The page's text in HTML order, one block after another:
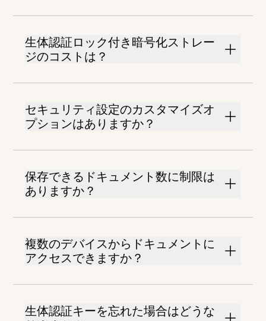
生体認証ロック付き暗号化ストレー
ジのコストは？
セキュリティ設定のカスタマイズオ
プションはありますか？
保存できるドキュメント数に制限は
ありますか？
複数のデバイスからドキュメントに
アクセスできますか？
生体認証キーを忘れた場合はどうな